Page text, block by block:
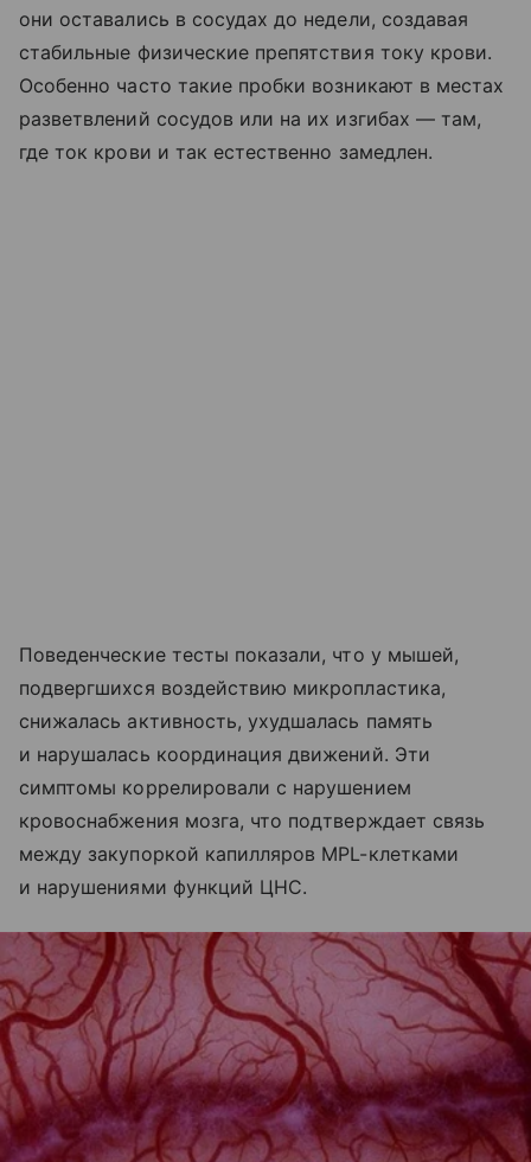
они оставались в сосудах до недели, создавая
стабильные физические препятствия току крови.
Особенно часто такие пробки возникают в местах
разветвлений сосудов или на их изгибах — там,
где ток крови и так естественно замедлен.
Поведенческие тесты показали, что у мышей,
подвергшихся воздействию микропластика,
снижалась активность, ухудшалась память
и нарушалась координация движений. Эти
симптомы коррелировали с нарушением
кровоснабжения мозга, что подтверждает связь
между закупоркой капилляров MPL-клетками
и нарушениями функций ЦНС.